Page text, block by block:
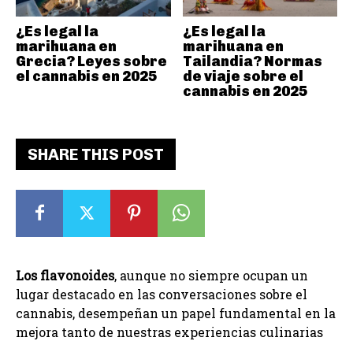
SHARE THIS POST
Los flavonoides, aunque no siempre ocupan un
lugar destacado en las conversaciones sobre el
cannabis, desempeñan un papel fundamental en la
mejora tanto de nuestras experiencias culinarias
¿Es legal la
marihuana en
Grecia? Leyes sobre
el cannabis en 2025
¿Es legal la
marihuana en
Tailandia? Normas
de viaje sobre el
cannabis en 2025